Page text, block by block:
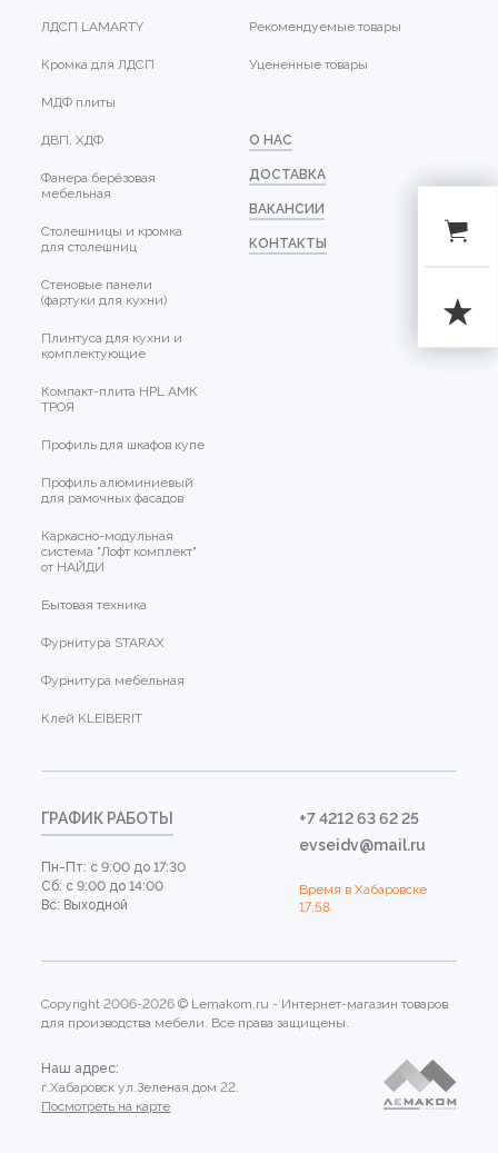
ЛДСП LAMARTY
Кромка для ЛДСП
МДФ плиты
ДВП, ХДФ
Фанера берёзовая
мебельная
Столешницы и кромка
для столешниц
Стеновые панели
(фартуки для кухни)
Плинтуса для кухни и
комплектующие
Компакт-плита HPL АМК
ТРОЯ
Профиль для шкафов купе
Профиль алюминиевый
для рамочных фасадов
Каркасно-модульная
система "Лофт комплект"
от НАЙДИ
Бытовая техника
Фурнитура STARAX
Фурнитура мебельная
Клей KLEIBERIT
Рекомендуемые товары
Уцененные товары
О НАС
ДОСТАВКА
ВАКАНСИИ
КОНТАКТЫ
ГРАФИК РАБОТЫ
Пн-Пт: с 9:00 до 17:30
Сб: с 9:00 до 14:00
Вс: Выходной
+7 4212 63 62 25
evseidv@mail.ru
Время в Хабаровске
17:58
Copyright 2006-2026 © Lemakom.ru - Интернет-магазин товаров
для производства мебели. Все права защищены.
Наш адрес:
г.Хабаровск ул.Зеленая дом 22.
Посмотреть на карте